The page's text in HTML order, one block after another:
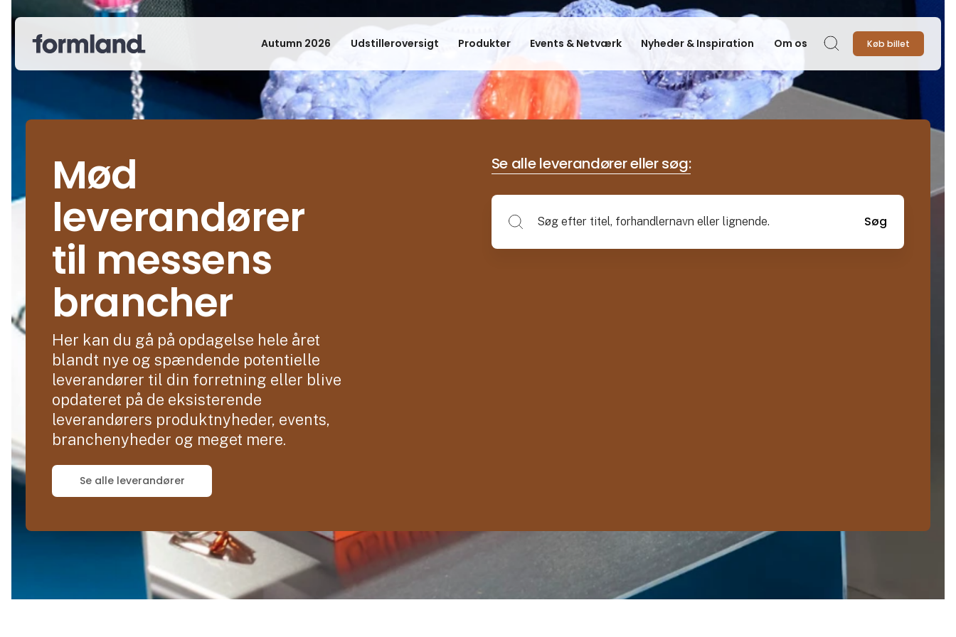
Autumn 2026 Udstilleroversigt Produkter Events & Netværk Nyheder & Inspiration Om os Søg Køb billet
Mød
leverandører
til messens
brancher
Her kan du gå på opdagelse hele året
blandt nye og spændende potentielle
leverandører til din forretning eller blive
opdateret på de eksisterende
leverandørers produktnyheder, events,
branchenyheder og meget mere.
Se alle leverandører
Se alle leverandører eller søg:
Søg